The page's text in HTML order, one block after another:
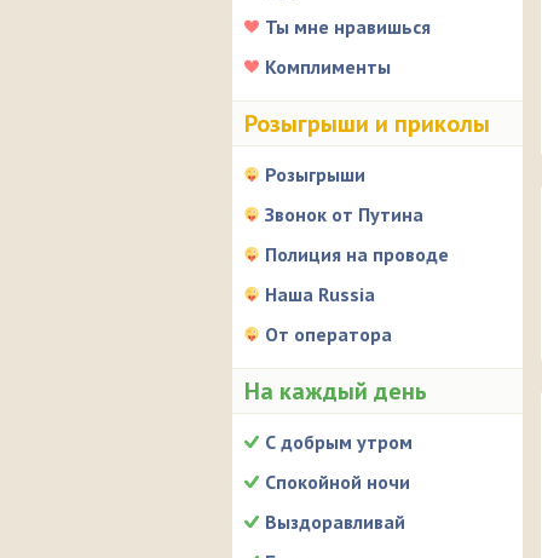
Ты мне нравишься
Комплименты
Розыгрыши и приколы
Розыгрыши
Звонок от Путина
Полиция на проводе
Наша Russia
От оператора
На каждый день
С добрым утром
Спокойной ночи
Выздоравливай